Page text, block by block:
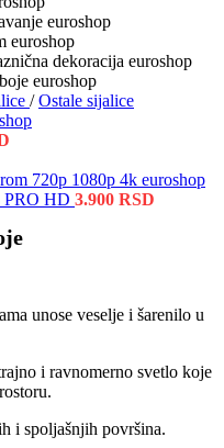
/ Ostale sijalice
PRO HD 3.900 RSD
unose veselje i šarenilo u
i ravnomerno svetlo koje
i spoljašnjih površina.